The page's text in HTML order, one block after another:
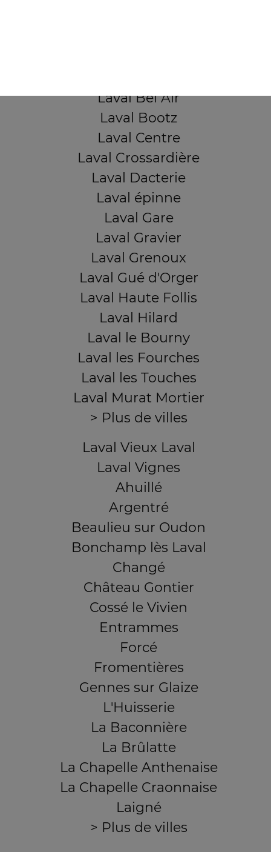
Laval Bel Air
Laval Bootz
Laval Centre
Laval Crossardière
Laval Dacterie
Laval épinne
Laval Gare
Laval Gravier
Laval Grenoux
Laval Gué d'Orger
Laval Haute Follis
Laval Hilard
Laval le Bourny
Laval les Fourches
Laval les Touches
Laval Murat Mortier
> Plus de villes
Laval Vieux Laval
Laval Vignes
Ahuillé
Argentré
Beaulieu sur Oudon
Bonchamp lès Laval
Changé
Château Gontier
Cossé le Vivien
Entrammes
Forcé
Fromentières
Gennes sur Glaize
L'Huisserie
La Baconnière
La Brûlatte
La Chapelle Anthenaise
La Chapelle Craonnaise
Laigné
> Plus de villes